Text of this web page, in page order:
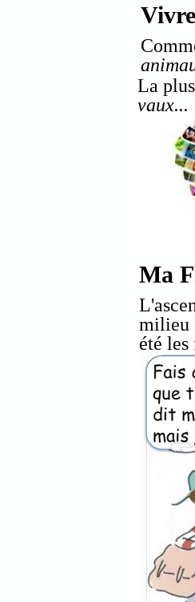
Ma
milieu
été
La
vaux...